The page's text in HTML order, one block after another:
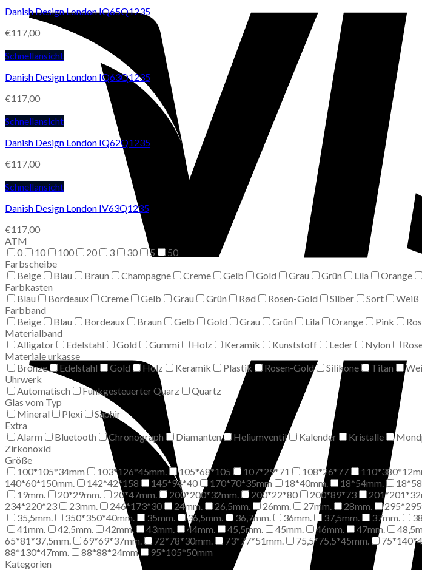
Danish Design London IQ65Q1235
€117,00
Schnellansicht
Danish Design London IQ63Q1235
€117,00
Schnellansicht
Danish Design London IQ62Q1235
€117,00
Schnellansicht
Danish Design London IV63Q1235
€117,00
ATM
0
10 100 20 3 30 5
50
Farbscheibe
Beige
Blau Braun Champagne Creme Gelb Gold Grau Grün Lila Orange
Farbkasten
Blau
Bordeaux Creme Gelb Grau Grün Rød Rosen-Gold Silber Sort
Weiß
Farbband
Beige
Blau Bordeaux Braun Gelb Gold Grau Grün Lila Orange Pink
Materialband
Alligator
Edelstahl Gold Gummi Holz Keramik Kunststoff Leder Nylon
Materiale urkasse
Bronze
Edelstahl Gold Holz Keramik Plastik Rosen-Gold Silikone Titan
Uhrwerk
Automatisch
Funkgesteuerter Quarz
Quartz
Glas vom Typ
Mineral
Plexi
Saphir
Extra
Alarm
Bluetooth Chronograph Diamanten Heliumventil Kalender Kristalle
Zirkonoxid
Größe
100*105*34mm
103*126*45mm. 105*68*105 107*29*71 108*26*77
140*60*150mm.
142*42*158 145*94*40 170*70*35mm 18*40mm. 18*54mm.
19mm.
20*29mm. 20*47mm. 200*200*32mm. 200*22*80 200*89*73
234*220*23
23mm. 246*173*30 24mm. 26,5mm. 26mm. 27mm. 28mm.
35,5mm.
350*350*40mm. 35mm. 36,5mm. 36,7mm. 36mm. 37,5mm. 37mm.
41mm.
42,5mm. 42mm. 43mm. 44mm. 45,5mm. 45mm. 46mm. 47mm.
65*81*37,5mm.
69*69*37mm. 72*78*30mm. 73*77*51mm. 75,5*75,5*45mm.
88*130*47mm.
88*88*24mm
95*105*50mm
Kategorien